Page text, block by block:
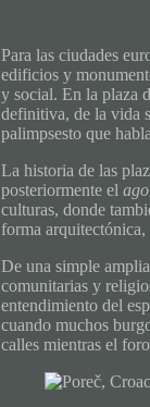
Para las ciudades
edificios y
y social. En la plaza
definitiva, de la vida
palimpsesto que
La historia de las
posteriormente el
culturas, donde
forma
De una simple
comunitarias y
entendimiento del
cuando muchos
calles mientras el